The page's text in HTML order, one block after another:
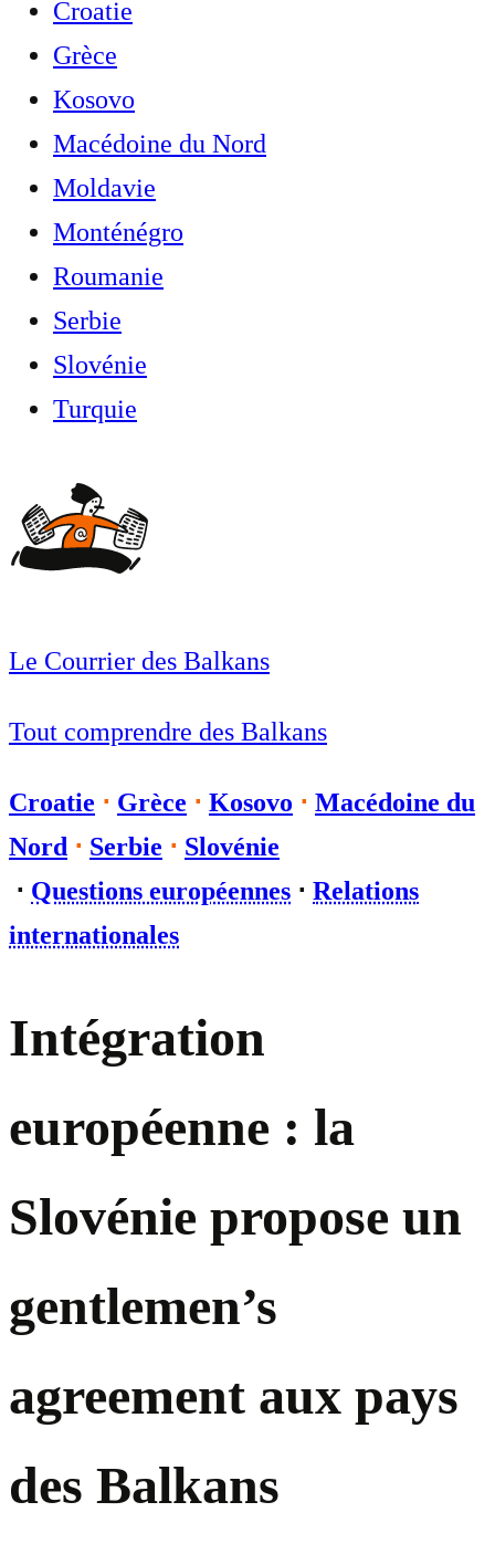
Croatie
Grèce
Kosovo
Macédoine du Nord
Moldavie
Monténégro
Roumanie
Serbie
Slovénie
Turquie
Le Courrier des Balkans
Tout comprendre des Balkans
Croatie ⋅ Grèce ⋅ Kosovo ⋅ Macédoine du
Nord ⋅ Serbie ⋅ Slovénie
⋅ Questions européennes ⋅ Relations
internationales
Intégration
européenne : la
Slovénie propose un
gentlemen’s
agreement aux pays
des Balkans